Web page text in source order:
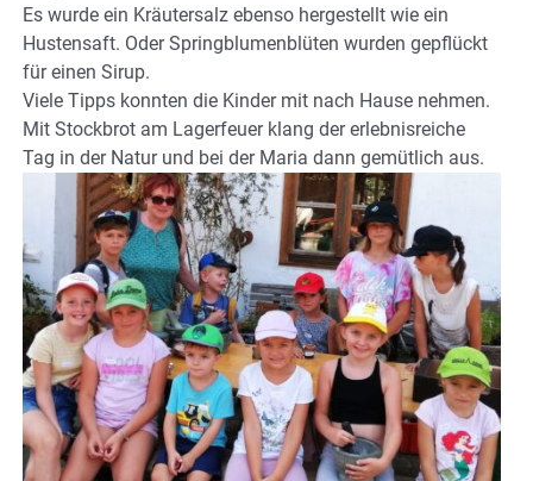
Es wurde ein Kräutersalz ebenso hergestellt wie ein
Hustensaft. Oder Springblumenblüten wurden gepflückt
für einen Sirup.
Viele Tipps konnten die Kinder mit nach Hause nehmen.
Mit Stockbrot am Lagerfeuer klang der erlebnisreiche
Tag in der Natur und bei der Maria dann gemütlich aus.